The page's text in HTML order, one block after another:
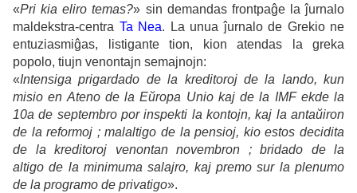
«Pri kia eliro temas?» sin demandas frontpaĝe la ĵurnalo
maldekstra-centra Ta Nea. La unua ĵurnalo de Grekio ne
entuziasmiĝas, listigante tion, kion atendas la greka
popolo, tiujn venontajn semajnojn:
«Intensiga prigardado de la kreditoroj de la lando, kun
misio en Ateno de la Eŭropa Unio kaj de la IMF ekde la
10a de septembro por inspekti la kontojn, kaj la antaŭiron
de la reformoj ; malaltigo de la pensioj, kio estos decidita
de la kreditoroj venontan novembron ; bridado de la
altigo de la minimuma salajro, kaj premo sur la plenumo
de la programo de privatigo».